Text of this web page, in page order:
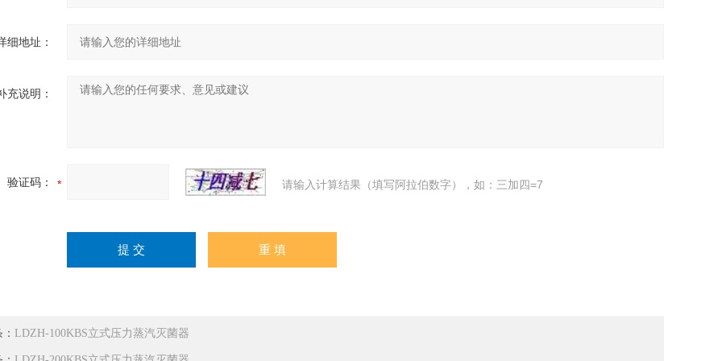
细地址：
充说明：
验证码： 请输入计算结果（填写阿拉伯数字），如：三加四=7
LDZH-100KBS立式压力蒸汽灭菌器